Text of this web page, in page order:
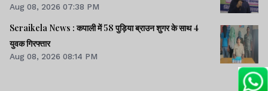
Aug 08, 2026 07:38 PM
Seraikela News : कपाली में 58 पुड़िया ब्राउन शुगर के साथ 4
युवक गिरफ्तार
Aug 08, 2026 08:14 PM